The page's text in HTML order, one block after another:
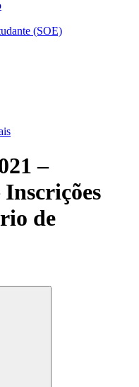
(SOE)
–
de